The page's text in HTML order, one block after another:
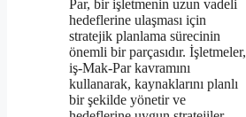
Par, bir işletmenin uzun vadeli
hedeflerine ulaşması için
stratejik planlama sürecinin
önemli bir parçasıdır. İşletmeler,
iş-Mak-Par kavramını
kullanarak, kaynaklarını planlı
bir şekilde yönetir ve